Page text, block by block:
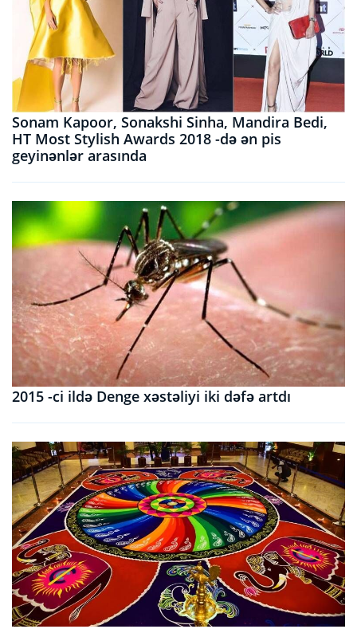
Sonam Kapoor, Sonakshi Sinha, Mandira Bedi,
HT Most Stylish Awards 2018 -də ən pis
geyinənlər arasında
2015 -ci ildə Denge xəstəliyi iki dəfə artdı